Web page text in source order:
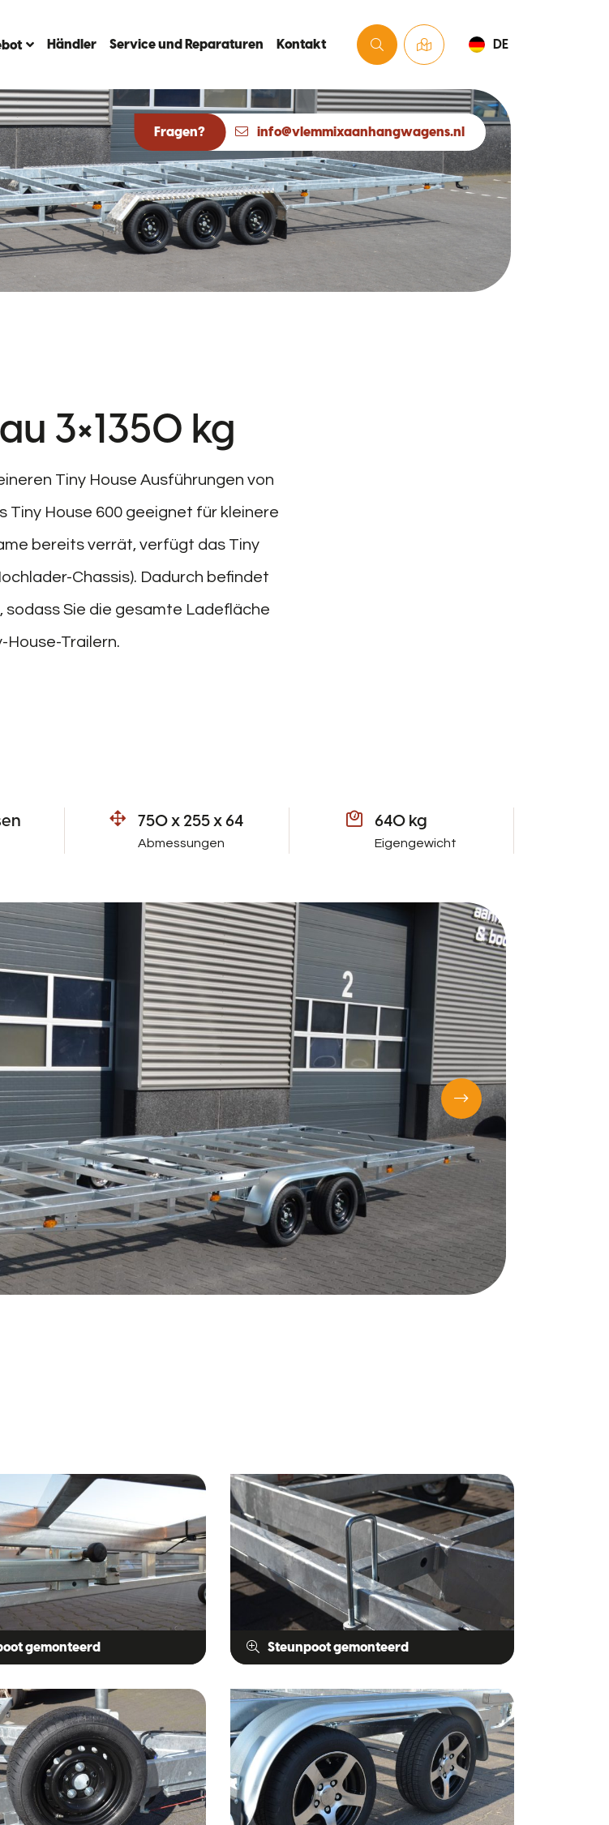
Händler Service und Reparaturen Kontakt DE
Fragen? info@vlemmixaanhangwagens.nl
3×1350 kg
Tiny House Ausführungen von
Tiny House 600 geeignet für kleinere
bereits verrät, verfügt das Tiny
Chassis). Dadurch befindet
Sie die gesamte Ladefläche
House-Trailern.
750 x 255 x 64
Abmessungen
640 kg
Eigengewicht
gemonteerd Steunpoot gemonteerd